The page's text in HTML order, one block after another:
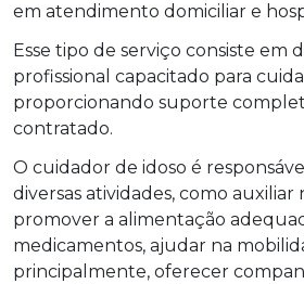
em atendimento domiciliar e
Esse tipo de serviço consiste em
profissional capacitado para
proporcionando suporte
contratado.
O cuidador de idoso é
diversas atividades, como auxiliar
promover a alimentação
medicamentos, ajudar na
principalmente, oferecer